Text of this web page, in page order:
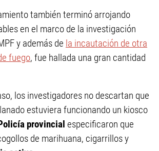
también terminó arrojando
en el marco de la investigación
y además de la incautación de otra
fuego, fue hallada una gran cantidad
los investigadores no descartan que
estuviera funcionando un kiosco
provincial especificaron que
de marihuana, cigarrillos y